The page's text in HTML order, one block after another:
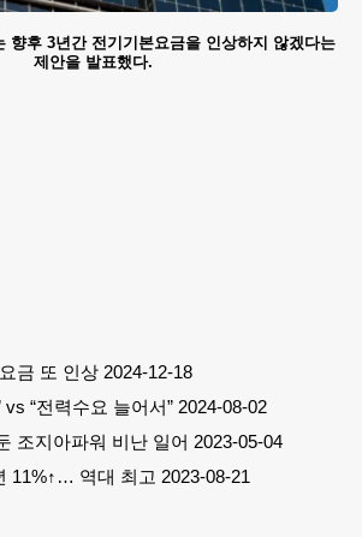
향후 3년간 전기기본요금을 인상하지 않겠다는
제안을 발표했다.
금 또 인상 2024-12-18
vs “전력수요 늘어서” 2024-08-02
조지아파워 비난 일어 2023-05-04
11%↑… 역대 최고 2023-08-21